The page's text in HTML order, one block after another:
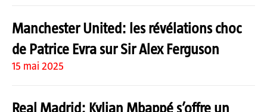
Manchester United: les révélations choc
de Patrice Evra sur Sir Alex Ferguson
15 mai 2025
Real Madrid: Kylian Mbappé s’offre un